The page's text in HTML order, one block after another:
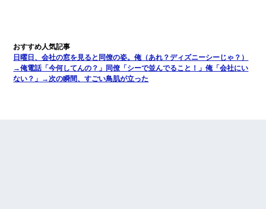
日曜日、会社の窓を見ると同僚の姿。俺（あれ？ディズニーシーじゃ？）
→俺電話「今何してんの？」同僚「シーで並んでること！」俺「会社にい
ない？」→次の瞬間、すごい鳥肌が立った